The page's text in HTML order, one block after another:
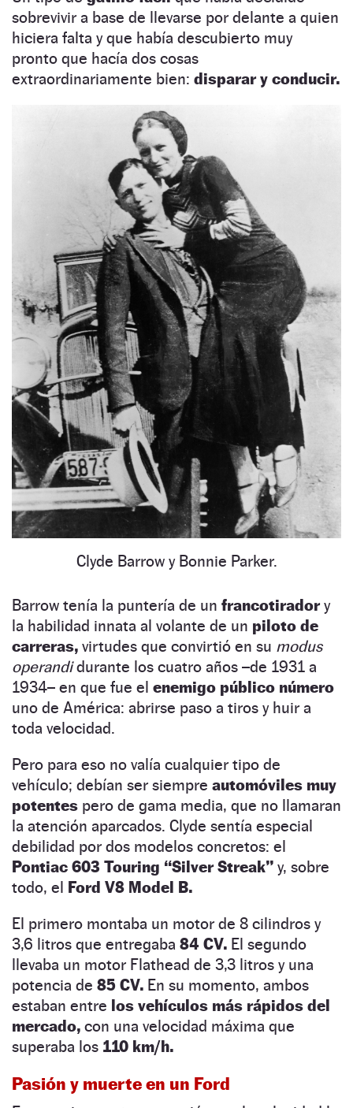
sobrevivir a base de llevarse por delante a quien
hiciera falta y que había descubierto muy
pronto que hacía dos cosas
extraordinariamente bien: disparar y conducir.
Clyde Barrow y Bonnie Parker.
Barrow tenía la puntería de un francotiradory
la habilidad innata al volante de un piloto de
carreras, virtudes que convirtió en su modus
operandidurante los cuatro años –de 1931 a
1934– en que fue el enemigo público número
uno de América: abrirse paso a tiros y huir a
toda velocidad.
Pero para eso no valía cualquier tipo de
vehículo; debían ser siempre automóviles muy
potentes pero de gama media, que no llamaran
la atención aparcados. Clyde sentía especial
debilidad por dos modelos concretos: el
Pontiac 603 Touring “Silver Streak” y, sobre
todo, el Ford V8 Model B.
El primero montaba un motor de 8 cilindros y
3,6 litros que entregaba 84 CV. El segundo
llevaba un motor Flathead de 3,3 litros y una
potencia de 85 CV. En su momento, ambos
estaban entre los vehículos más rápidos del
mercado, con una velocidad máxima que
superaba los 110 km/h.
Pasión y muerte en un Ford